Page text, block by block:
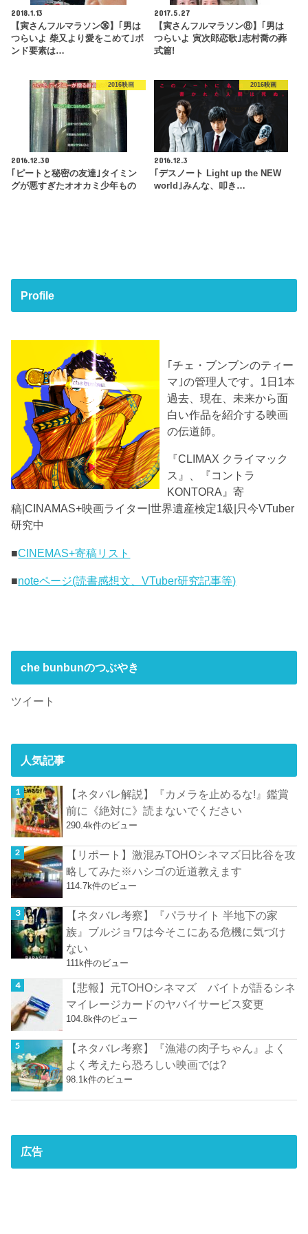
2018.1.13
【寅さんフルマラソン㊱】｢男は
つらいよ 柴又より愛をこめて｣ボ
ンド要素は…
2017.5.27
【寅さんフルマラソン⑧】｢男は
つらいよ 寅次郎恋歌｣志村喬の葬
式篇!
2016映画
2016.12.30
｢ピートと秘密の友達｣タイミン
グが悪すぎたオオカミ少年もの
2016映画
2016.12.3
｢デスノート Light up the NEW
world｣みんな、叩き…
Profile
｢チェ・ブンブンのティー
マ｣の管理人です。1日1本
過去、現在、未来から面
白い作品を紹介する映画
の伝道師。
『CLIMAX クライマック
ス』、『コントラ
KONTORA』寄
稿|CINAMAS+映画ライター|世界遺産検定1級|只今VTuber
研究中
■CINEMAS+寄稿リスト
■noteページ(読書感想文、VTuber研究記事等)
che bunbunのつぶやき
ツイート
人気記事
【ネタバレ解説】『カメラを止めるな!』鑑賞
前に《絶対に》読まないでください
290.4k件のビュー
【リポート】激混みTOHOシネマズ日比谷を攻
略してみた※ハシゴの近道教えます
114.7k件のビュー
【ネタバレ考察】『パラサイト 半地下の家
族』ブルジョワは今そこにある危機に気づけ
ない
111k件のビュー
【悲報】元TOHOシネマズ バイトが語るシネ
マイレージカードのヤバイサービス変更
104.8k件のビュー
【ネタバレ考察】『漁港の肉子ちゃん』よく
よく考えたら恐ろしい映画では?
98.1k件のビュー
広告